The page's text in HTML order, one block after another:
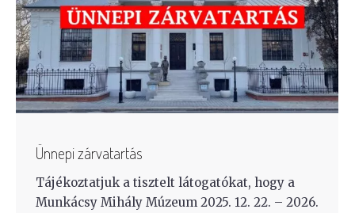
Ünnepi zárvatartás
Tájékoztatjuk a tisztelt látogatókat, hogy a
Munkácsy Mihály Múzeum 2025. 12. 22. – 2026.